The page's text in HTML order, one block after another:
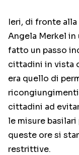
Ieri, di fronte
Angela Merkel in
fatto un passo
cittadini in vista
era quello di
cittadini ad
le misure
queste ore si
restrittive.